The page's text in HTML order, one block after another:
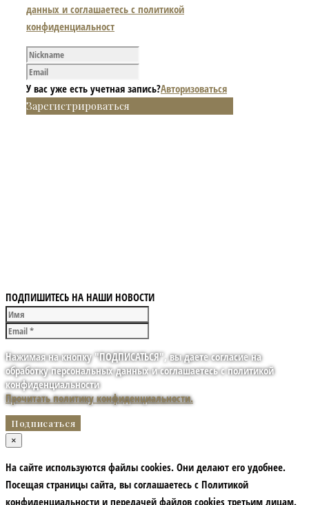
данных и соглашаетесь с политикой
конфиденциальност
У вас уже есть учетная запись?Авторизоваться
Зарегистрироваться
ПОДПИШИТЕСЬ НА НАШИ НОВОСТИ
Нажимая на кнопку "ПОДПИСАТЬСЯ", вы даете согласие на
обработку персональных данных и соглашаетесь с политикой
конфиденциальности
Прочитать политику конфиденциальности.
×
На сайте используются файлы cookies. Они делают его удобнее.
Посещая страницы сайта, вы соглашаетесь с Политикой
конфиденциальности и передачей файлов cookies третьим лицам.